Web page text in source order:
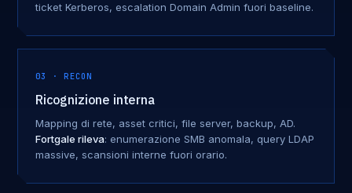
ticket Kerberos, escalation Domain Admin fuori baseline.
03 · RECON
Ricognizione interna
Mapping di rete, asset critici, file server, backup, AD.
Fortgale rileva: enumerazione SMB anomala, query LDAP
massive, scansioni interne fuori orario.